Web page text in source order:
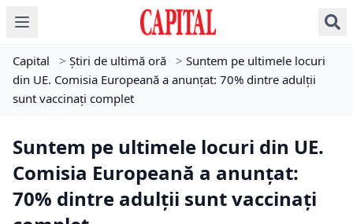
Capital > Știri de ultimă oră > Suntem pe ultimele locuri
din UE. Comisia Europeană a anunțat: 70% dintre adulţii
sunt vaccinaţi complet
Suntem pe ultimele locuri din UE.
Comisia Europeană a anunțat:
70% dintre adulţii sunt vaccinaţi